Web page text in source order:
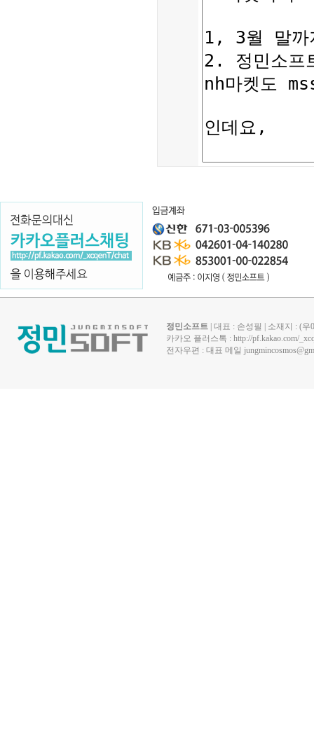
정민소프트 | 대표 : 손성필 | 소재지 : (
카카오 플러스톡 : http://pf.kakao.com/
전자우편 : 대표 메일